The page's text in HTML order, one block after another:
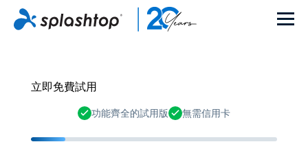
立即免費試用
功能齊全的試用版 無需信用卡